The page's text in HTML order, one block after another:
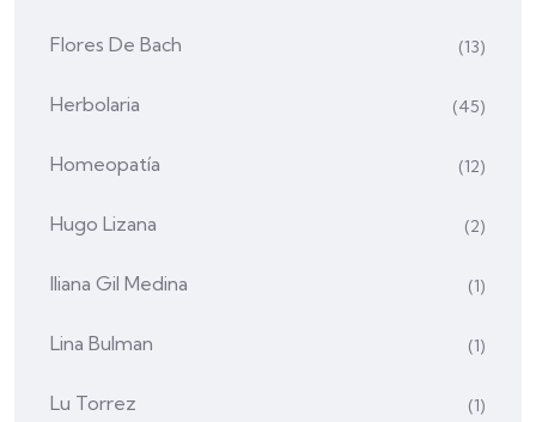
Flores De Bach (13)
Herbolaria (45)
Homeopatía (12)
Hugo Lizana (2)
Iliana Gil Medina (1)
Lina Bulman (1)
Lu Torrez (1)